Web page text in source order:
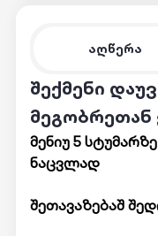
აღწერა
შექმენი
მენიუ 5
ნაცვლად
შეთავაზებაშ